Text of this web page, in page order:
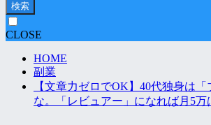
検索
CLOSE
HOME
副業
【文章力ゼロでOK】40代独身は
な。「レビュアー」になれば月5万